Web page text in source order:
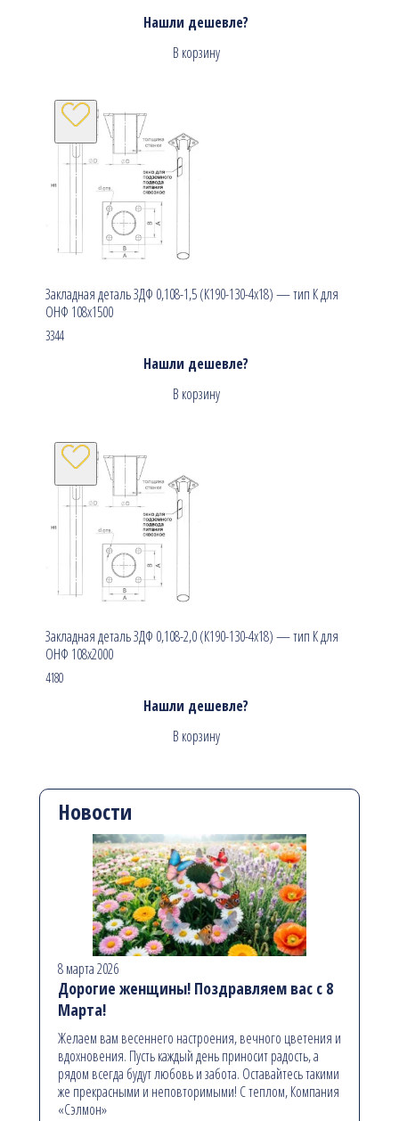
Нашли дешевле?
В корзину
Закладная деталь ЗДФ 0,108-1,5 (К190-130-4х18) — тип К для
ОНФ 108х1500
3344
Нашли дешевле?
В корзину
Закладная деталь ЗДФ 0,108-2,0 (К190-130-4х18) — тип К для
ОНФ 108х2000
4180
Нашли дешевле?
В корзину
Новости
8 марта 2026
Дорогие женщины! Поздравляем вас с 8
Марта!
Желаем вам весеннего настроения, вечного цветения и
вдохновения. Пусть каждый день приносит радость, а
рядом всегда будут любовь и забота. Оставайтесь такими
же прекрасными и неповторимыми! С теплом, Компания
«Сэлмон»